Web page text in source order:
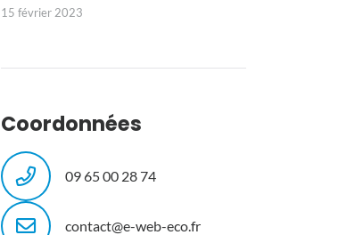
15 février 2023
Coordonnées
09 65 00 28 74
contact@e-web-eco.fr